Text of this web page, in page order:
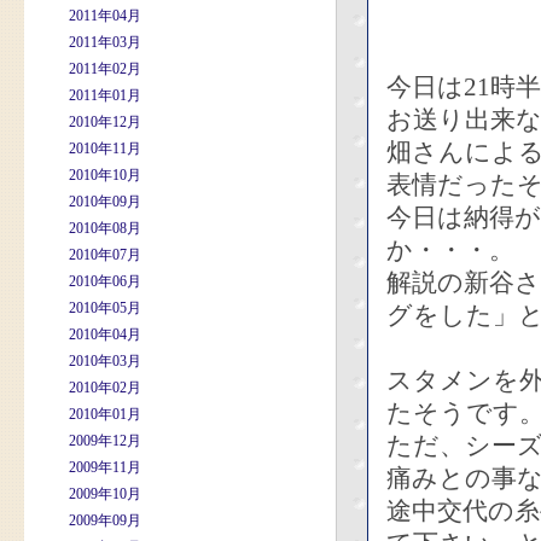
2011年04月
2011年03月
2011年02月
2011年01月
2010年12月
2010年11月
2010年10月
2010年09月
2010年08月
2010年07月
2010年06月
2010年05月
2010年04月
2010年03月
2010年02月
2010年01月
2009年12月
2009年11月
2009年10月
2009年09月
今日は21時
お送り出来
畑さんによ
表情だった
今日は納得
か・・・。
解説の新谷
グをした」
スタメンを
たそうです
ただ、シー
痛みとの事
途中交代の